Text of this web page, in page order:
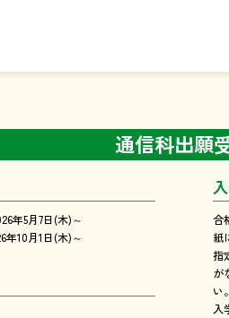
通信科出願
年5月7日(木)～
10月1日(木)～
合
紙
指
が
い。
入